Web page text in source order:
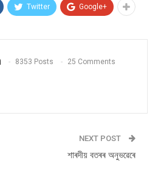
Twitter Google+
8353 Posts 25 Comments
NEXT POST
শাৰদীয় বতৰৰ অনুভৱেৰে